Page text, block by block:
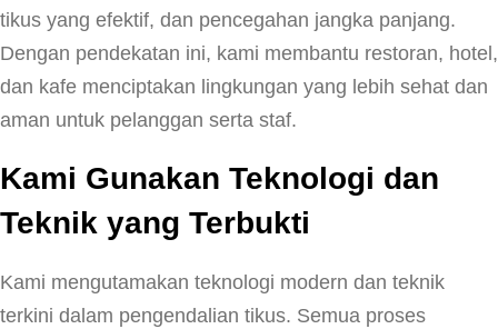
tikus yang efektif, dan pencegahan jangka panjang.
Dengan pendekatan ini, kami membantu restoran, hotel,
dan kafe menciptakan lingkungan yang lebih sehat dan
aman untuk pelanggan serta staf.
Kami Gunakan Teknologi dan
Teknik yang Terbukti
Kami mengutamakan teknologi modern dan teknik
terkini dalam pengendalian tikus. Semua proses